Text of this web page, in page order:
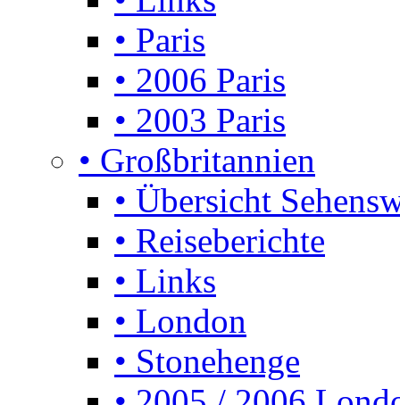
• Paris
• 2006 Paris
• 2003 Paris
• Großbritannien
• Übersicht
• Reiseberichte
• Links
• London
• Stonehenge